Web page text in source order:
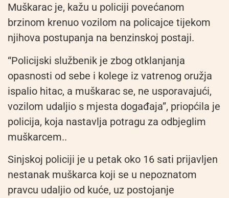
Muškarac je, kažu u policiji povećanom
brzinom krenuo vozilom na policajce tijekom
njihova postupanja na benzinskoj postaji.
“Policijski službenik je zbog otklanjanja
opasnosti od sebe i kolege iz vatrenog oružja
ispalio hitac, a muškarac se, ne usporavajući,
vozilom udaljio s mjesta događaja”, priopćila je
policija, koja nastavlja potragu za odbjeglim
muškarcem..
Sinjskoj policiji je u petak oko 16 sati prijavljen
nestanak muškarca koji se u nepoznatom
pravcu udaljio od kuće, uz postojanje